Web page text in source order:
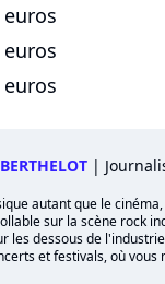
|
autant que le
sur la scène rock
les dessous de
et festivals, où vous